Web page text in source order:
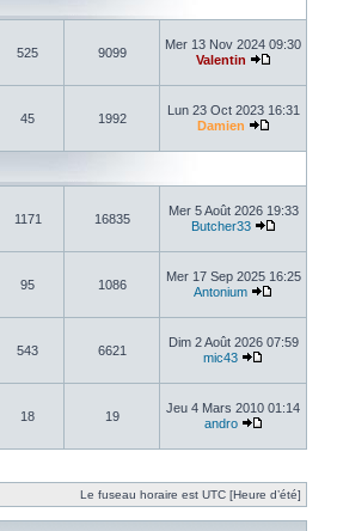
525 9099
Mer 13 Nov 2024 09:30
Valentin
45 1992
Lun 23 Oct 2023 16:31
Damien
1171 16835
Mer 5 Août 2026 19:33
Butcher33
95 1086
Mer 17 Sep 2025 16:25
Antonium
543 6621
Dim 2 Août 2026 07:59
mic43
18 19
Jeu 4 Mars 2010 01:14
andro
Le fuseau horaire est UTC [Heure d’été]